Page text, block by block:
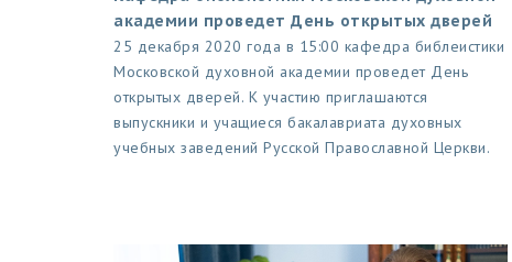
академии проведет День открытых дверей
25 декабря 2020 года в 15:00 кафедра библеистики
Московской духовной академии проведет День
открытых дверей. К участию приглашаются
выпускники и учащиеся бакалавриата духовных
учебных заведений Русской Православной Церкви.